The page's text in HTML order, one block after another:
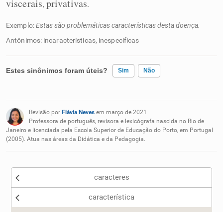
viscerais, privativas.
Exemplo:Estas são problemáticas características desta doença.
Antônimos: incaracterísticas, inespecíficas
Estes sinônimos foram úteis? Sim Não
Nenhum dos sinônimos apresentados me ajudou
Outro
Revisão por Flávia Neves em março de 2021
Professora de português, revisora e lexicógrafa nascida no Rio de
Janeiro e licenciada pela Escola Superior de Educação do Porto, em Portugal
(2005). Atua nas áreas da Didática e da Pedagogia.
caracteres
característica